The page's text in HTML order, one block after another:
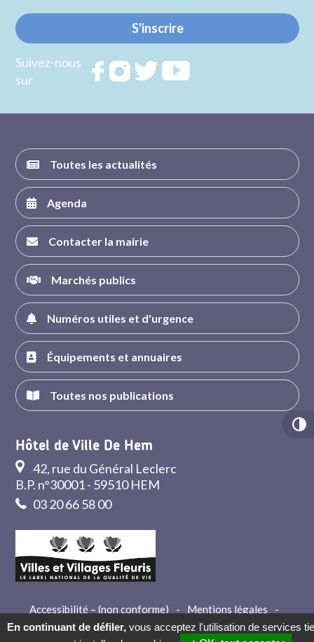
S'inscrire
Suivez-nous
sur
RejoignezRejoignezRejoignez
Toutes les actualités
Agenda
Contacter la mairie
Marchés publics
Numéros utiles et d'urgence
Équipements et annuaires
Toutes nos publications
Hôtel de Ville De Hem
42, rue du Général Leclerc
B.P. n°30001 - 59510 HEM
03 20 66 58 00
Accessibilité – (non conforme) - Mentions légales
-
Crédits
- Contact
En continuant de défiler, vous acceptez l'utilisation de services